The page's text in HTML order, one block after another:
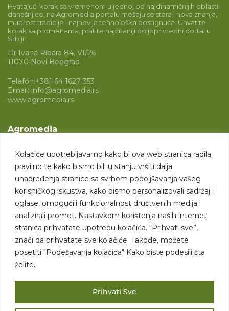
Kolačiće upotrebljavamo kako bi ova web stranica radila
pravilno te kako bismo bili u stanju vršiti dalja
unapređenja stranice sa svrhom poboljšavanja vašeg
korisničkog iskustva, kako bismo personalizovali sadržaj i
oglase, omogućili funkcionalnost društvenih medija i
analizirali promet. Nastavkom korištenja naših internet
stranica prihvatate upotrebu kolačića. “Prihvati sve”,
znači da prihvatate sve kolačiće. Takođe, možete
posetiti "Podešavanja kolačića" Kako biste podesili šta
želite.
Prihvati Sve
Hvatajući korak sa vremenom u jednoj od najdinamičnijih oblasti
današnjice, na Agromedia portalu mešaju se stara i nova znanja,
mudrost tradicije i najnovija tehnološka dostignuća. Uhvatite
korak sa promenama, pratite najčitaniji poljoprivredni portal u
Srbiji!
Dr Ivana Ribara 84, VI/26
11070 Novi Beograd
Telefon:+381 64 1627 353
Email: info@agromedia.rs
www.agromedia.rs
Agromedia
Svet poljoprivrede
Marketing usluge
Tražimo saradnike
Kontakt